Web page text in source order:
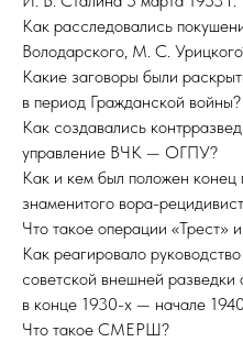
Как расследовались
Володарского, М. С.
Какие заговоры были
в период Гражданской войны?
Как создавались
управление ВЧК — ОГПУ?
Как и кем был положен конец
знаменитого вора-
Что такое операции «Трест»
Как реагировало
советской внешней разведки
в конце 1930-х — начале
Что такое СМЕРШ?